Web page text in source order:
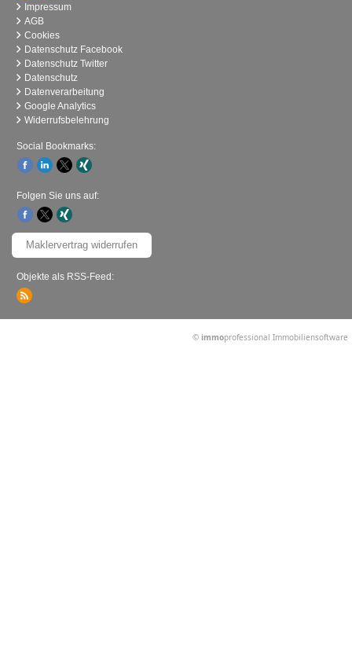
Impressum
AGB
Cookies
Datenschutz Facebook
Datenschutz Twitter
Datenschutz
Datenverarbeitung
Google Analytics
Widerrufsbelehrung
Social Bookmarks:
Folgen Sie uns auf:
Maklervertrag widerrufen
Objekte als RSS-Feed:
© immoprofessional Immobiliensoftware